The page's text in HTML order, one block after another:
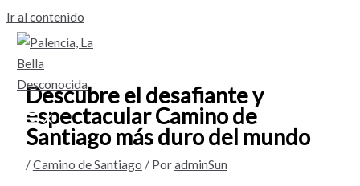
Ir al contenido
Descubre el desafiante y
espectacular Camino de
Santiago más duro del mundo
/Camino de Santiago / PoradminSun